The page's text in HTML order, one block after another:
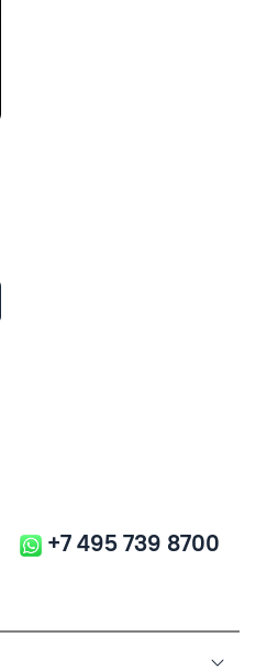
+7 495 739 8700